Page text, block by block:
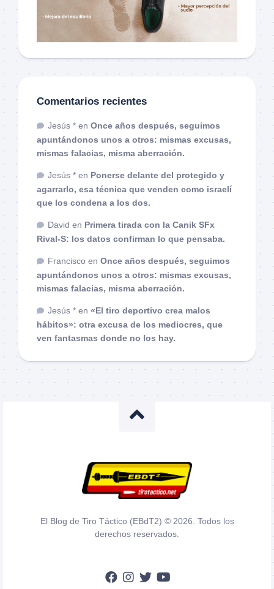
Comentarios recientes
Jesús * en Once años después, seguimos
apuntándonos unos a otros: mismas excusas,
mismas falacias, misma aberración.
Jesús * en Ponerse delante del protegido y
agarrarlo, esa técnica que venden como israelí
que los condena a los dos.
David en Primera tirada con la Canik SFx
Rival-S: los datos confirman lo que pensaba.
Francisco en Once años después, seguimos
apuntándonos unos a otros: mismas excusas,
mismas falacias, misma aberración.
Jesús * en «El tiro deportivo crea malos
hábitos»: otra excusa de los mediocres, que
ven fantasmas donde no los hay.
El Blog de Tiro Táctico (EBdT2) © 2026. Todos los
derechos reservados.